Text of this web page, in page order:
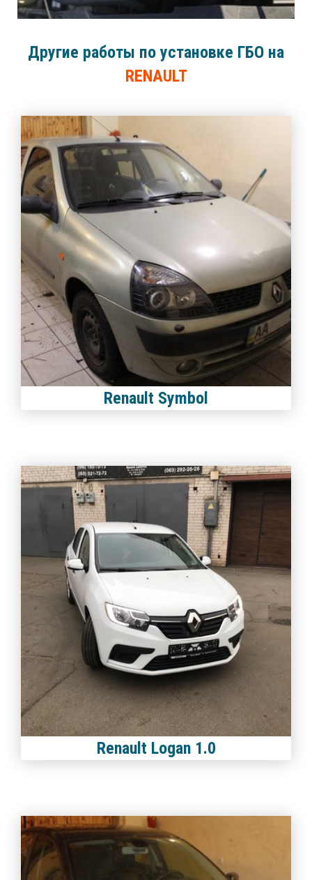
Другие работы по установке ГБО на
RENAULT
Renault Symbol
Renault Logan 1.0